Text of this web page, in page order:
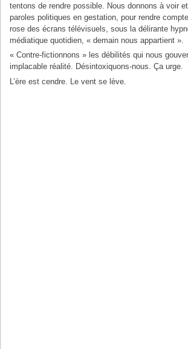
tentons de rendre possible. Nous donnons à voir
paroles politiques en gestation, pour rendre
rose des écrans télévisuels, sous la délirante
médiatique quotidien, « demain nous appartient ».
« Contre-fictionnons » les débilités qui nous
implacable réalité. Désintoxiquons-nous. Ça urge.
L’ère est cendre. Le vent se lève.